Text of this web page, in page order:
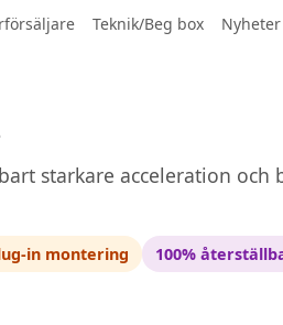
Teknik/Beg box Nyheter
starkare acceleration och
in montering
100%